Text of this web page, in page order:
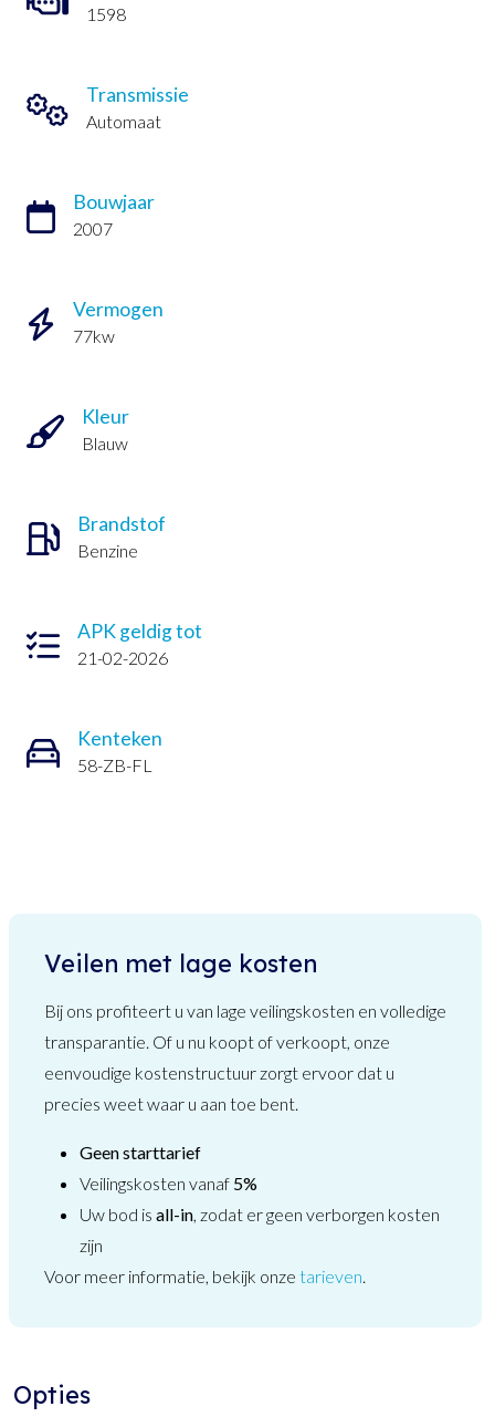
1598
Transmissie
Automaat
Bouwjaar
2007
Vermogen
77kw
Kleur
Blauw
Brandstof
Benzine
APK geldig tot
21-02-2026
Kenteken
58-ZB-FL
Veilen met lage kosten
Bij ons profiteert u van lage veilingskosten en volledige
transparantie. Of u nu koopt of verkoopt, onze
eenvoudige kostenstructuur zorgt ervoor dat u
precies weet waar u aan toe bent.
Geen starttarief
Veilingskosten vanaf 5%
Uw bod is all-in , zodat er geen verborgen kosten
zijn
Voor meer informatie, bekijk onze tarieven
Opties